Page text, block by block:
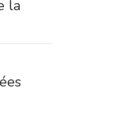
la